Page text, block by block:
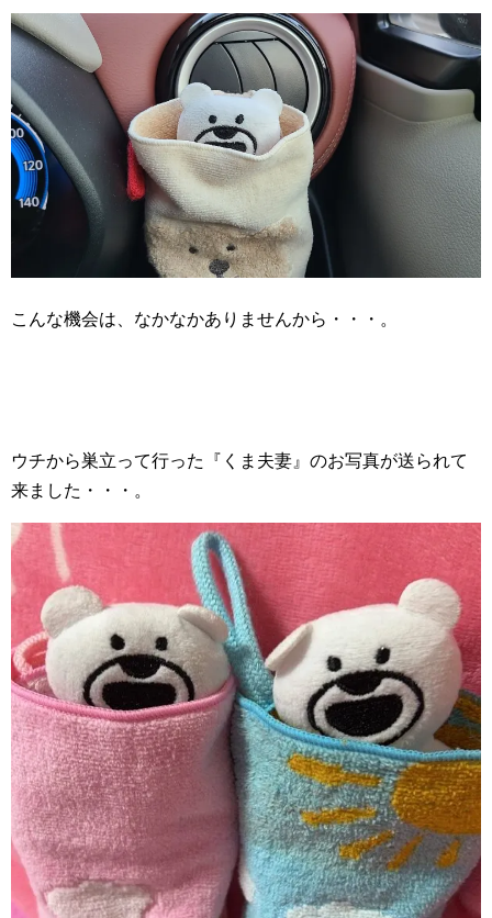
こんな機会は、なかなかありませんから・・・。
ウチから巣立って行った『くま夫妻』のお写真が送られて
来ました・・・。